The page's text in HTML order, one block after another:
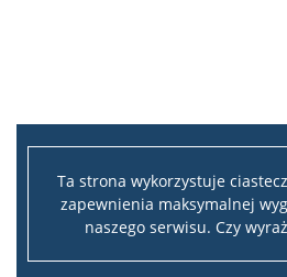
Ta strona wykorzystuje
zapewnienia maksymalnej
naszego serwisu. Czy